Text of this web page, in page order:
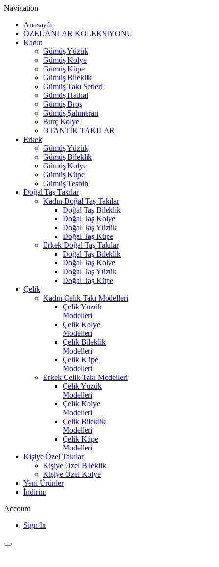
Navigation
Anasayfa
ÖZEL ANLAR KOLEKSİYONU
Kadın
Gümüş Yüzük
Gümüş Kolye
Gümüş Küpe
Gümüş Bileklik
Gümüş Takı Setleri
Gümüş Halhal
Gümüş Broş
Gümüş Şahmeran
Burç Kolye
OTANTİK TAKILAR
Erkek
Gümüş Yüzük
Gümüş Bileklik
Gümüş Kolye
Gümüş Küpe
Gümüş Tesbih
Doğal Taş Takılar
Kadın Doğal Taş Takılar
Doğal Taş Bileklik
Doğal Taş Kolye
Doğal Taş Yüzük
Doğal Taş Küpe
Erkek Doğal Taş Takılar
Doğal Taş Bileklik
Doğal Taş Kolye
Doğal Taş Yüzük
Doğal Taş Küpe
Çelik
Kadın Çelik Takı Modelleri
Çelik Yüzük
Modelleri
Çelik Kolye
Modelleri
Çelik Bileklik
Modelleri
Çelik Küpe
Modelleri
Erkek Çelik Takı Modelleri
Çelik Yüzük
Modelleri
Çelik Kolye
Modelleri
Çelik Bileklik
Modelleri
Çelik Küpe
Modelleri
Kişiye Özel Takılar
Kişiye Özel Bileklik
Kişiye Özel Kolye
Yeni Ürünler
İndirim
Account
Sign In